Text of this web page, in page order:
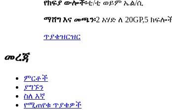
የክፍያ ውሎች፡ቲ/ቲ ወይም ኤል/ሲ
ማሸግ እና መጫን፡2 አሃድ ለ 20GP,5
ጥያቄዝርዝር
መረጃ
ምርቶች
ያግኙን
ስለ እኛ
የሚጠየቁ ጥያቄዎች